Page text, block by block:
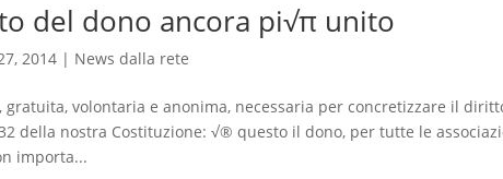
del dono ancora pi√π unito
2014 | News dalla rete
gratuita, volontaria e anonima, necessaria per concretizzare il
della nostra Costituzione: √® questo il dono, per tutte le
importa...